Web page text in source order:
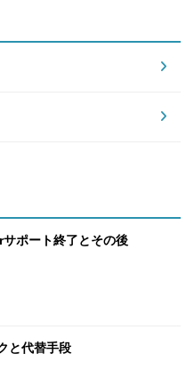
ポート終了とその後
と代替手段